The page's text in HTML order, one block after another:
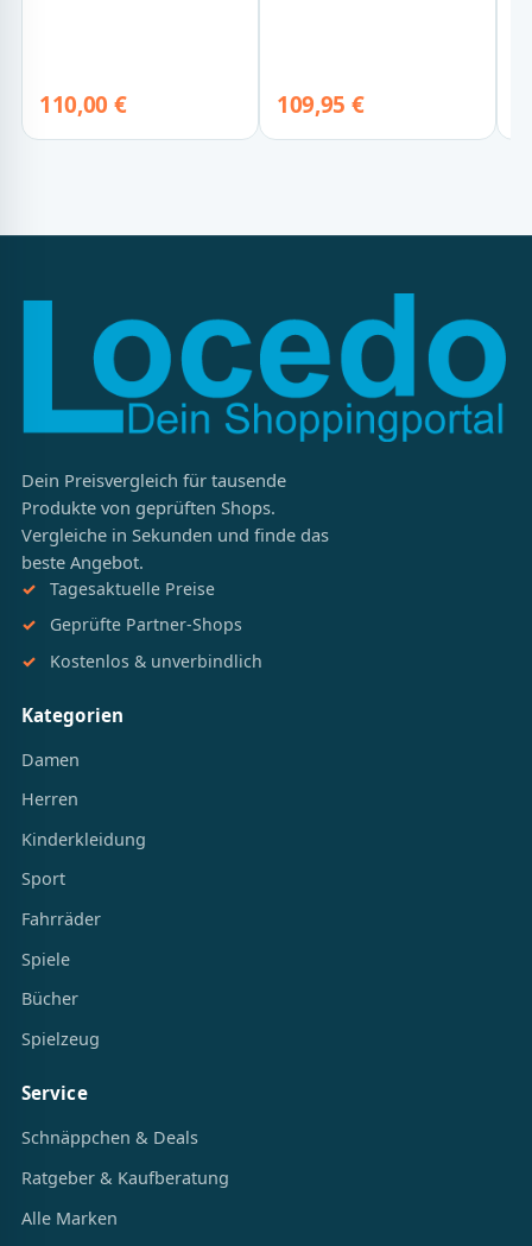
110,00 € 109,95 €
Dein Preisvergleich für tausende
Produkte von geprüften Shops.
Vergleiche in Sekunden und finde das
beste Angebot.
Tagesaktuelle Preise
Geprüfte Partner-Shops
Kostenlos & unverbindlich
Kategorien
Damen
Herren
Kinderkleidung
Sport
Fahrräder
Spiele
Bücher
Spielzeug
Service
Schnäppchen & Deals
Ratgeber & Kaufberatung
Alle Marken